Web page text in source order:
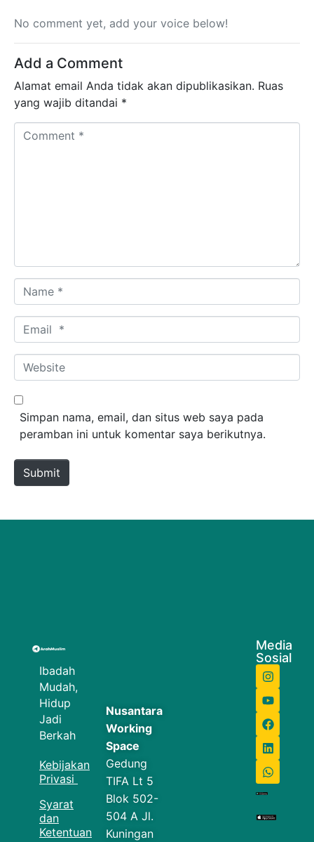
No comment yet, add your voice below!
Add a Comment
Alamat email Anda tidak akan dipublikasikan. Ruas
yang wajib ditandai *
Comment *
Name *
Email *
Website
Simpan nama, email, dan situs web saya pada
peramban ini untuk komentar saya berikutnya.
Submit
Ibadah
Mudah,
Hidup
Jadi
Berkah
Kebijakan
Privasi
Syarat
dan
Ketentuan
Nusantara
Working
Space
Gedung
TIFA Lt 5
Blok 502-
504 A Jl.
Kuningan
Media
Sosial